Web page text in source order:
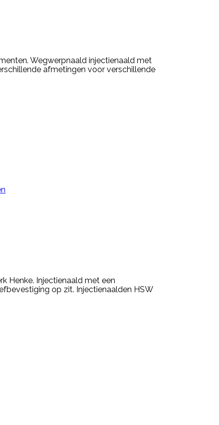
Wegwerpnaald injectienaald met
afmetingen voor verschillende
Henke. Injectienaald met een
op zit. Injectienaalden HSW